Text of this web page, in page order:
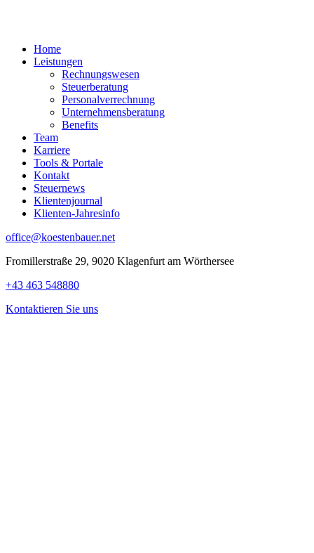
Home
Leistungen
Rechnungswesen
Steuerberatung
Personalverrechnung
Unternehmensberatung
Benefits
Team
Karriere
Tools & Portale
Kontakt
Steuernews
Klientenjournal
Klienten-Jahresinfo
office@koestenbauer.net
Fromillerstraße 29, 9020 Klagenfurt am Wörthersee
+43 463 548880
Kontaktieren Sie uns